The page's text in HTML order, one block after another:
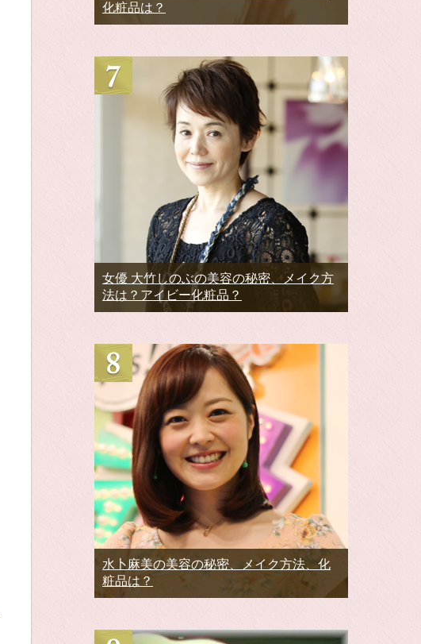
化粧品は？
女優 大竹しのぶの美容の秘密、メイク方
法は？アイビー化粧品？
水卜麻美の美容の秘密、メイク方法、化
粧品は？